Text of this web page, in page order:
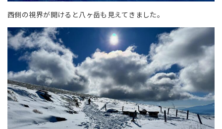
西側の視界が開けると八ヶ岳も見えてきました。